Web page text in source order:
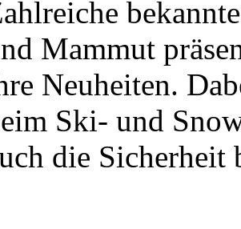
Mammut
Neuheiten.
Ski- und
die Sicherheit